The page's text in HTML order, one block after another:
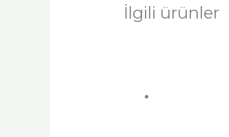
İlgili ürünler